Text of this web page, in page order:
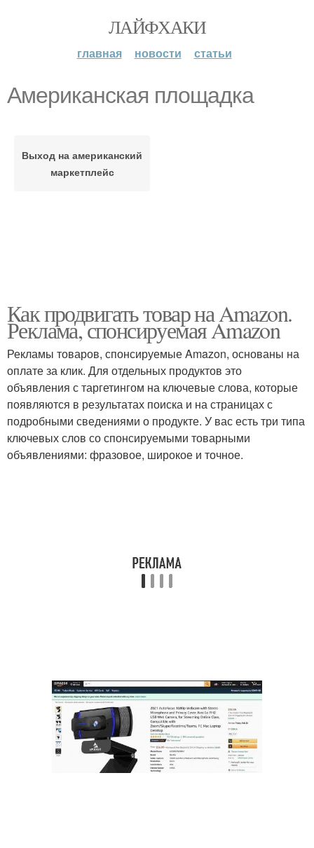
ЛАЙФХАКИ
главная новости статьи
Американская площадка
Выход на американский
маркетплейс
Как продвигать товар на Amazon.
Реклама, спонсируемая Amazon
Рекламы товаров, спонсируемые Amazon, основаны на
оплате за клик. Для отдельных продуктов это
объявления с таргетингом на ключевые слова, которые
появляются в результатах поиска и на страницах с
подробными сведениями о продукте. У вас есть три типа
ключевых слов со спонсируемыми товарными
объявлениями: фразовое, широкое и точное.